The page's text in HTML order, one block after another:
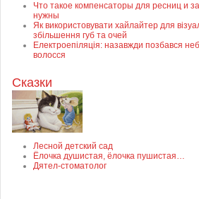
Что такое компенсаторы для ресниц и
нужны
Як використовувати хайлайтер для
збільшення губ та очей
Електроепіляція: назавжди позбався
волосся
Сказки
Лесной детский сад
Ёлочка душистая, ёлочка пушистая…
Дятел-стоматолог